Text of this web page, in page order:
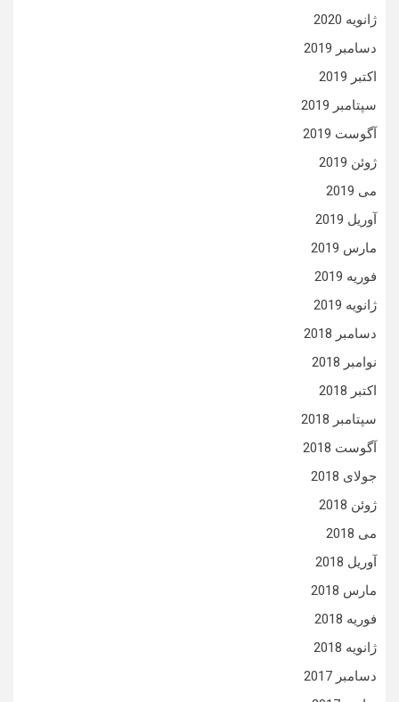
ژانویه 2020
دسامبر 2019
اکتبر 2019
سپتامبر 2019
آگوست 2019
ژوئن 2019
می 2019
آوریل 2019
مارس 2019
فوریه 2019
ژانویه 2019
دسامبر 2018
نوامبر 2018
اکتبر 2018
سپتامبر 2018
آگوست 2018
جولای 2018
ژوئن 2018
می 2018
آوریل 2018
مارس 2018
فوریه 2018
ژانویه 2018
دسامبر 2017